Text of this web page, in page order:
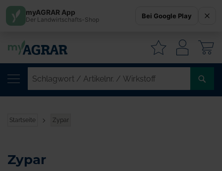
Startseite Zypar
Zypar
myAGRAR App
Der Landwirtschafts-Shop Bei Google Play